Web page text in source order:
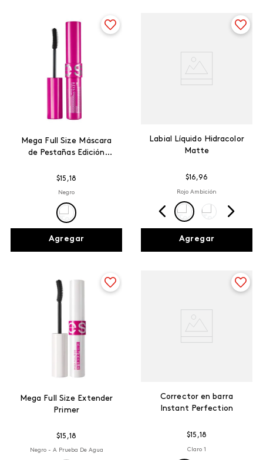
Mega Full Size Máscara
de Pestañas Edición
$15 ,18
Negro
Agregar
Labial Líquido Hidracolor
Matte
$16,96
Rojo Ambición
Agregar
Mega Full Size Extender
Primer
$15 ,18
Negro - A Prueba De Agua
Corrector en barra
Instant Perfection
$15 ,18
Claro 1